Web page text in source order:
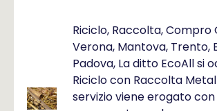
Riciclo, Raccolta, Compro
Verona, Mantova, Trento,
Padova, La ditto EcoAll si
Riciclo con Raccolta
servizio viene erogato